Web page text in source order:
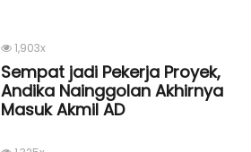
1,903x
Sempat jadi Pekerja Proyek,
Andika Nainggolan Akhirnya
Masuk Akmil AD